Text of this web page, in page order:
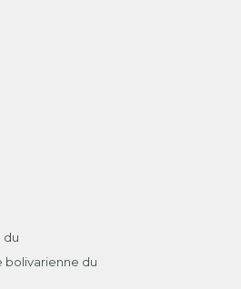
du
bolivarienne du